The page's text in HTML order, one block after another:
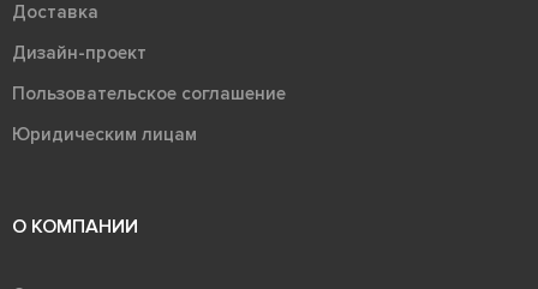
Доставка
Дизайн-проект
Пользовательское соглашение
Юридическим лицам
О КОМПАНИИ